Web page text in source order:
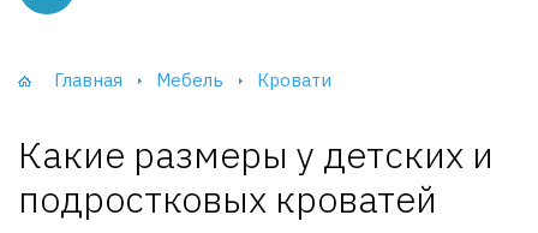
Главная Мебель Кровати
Какие размеры у детских и
подростковых кроватей
и тумбы